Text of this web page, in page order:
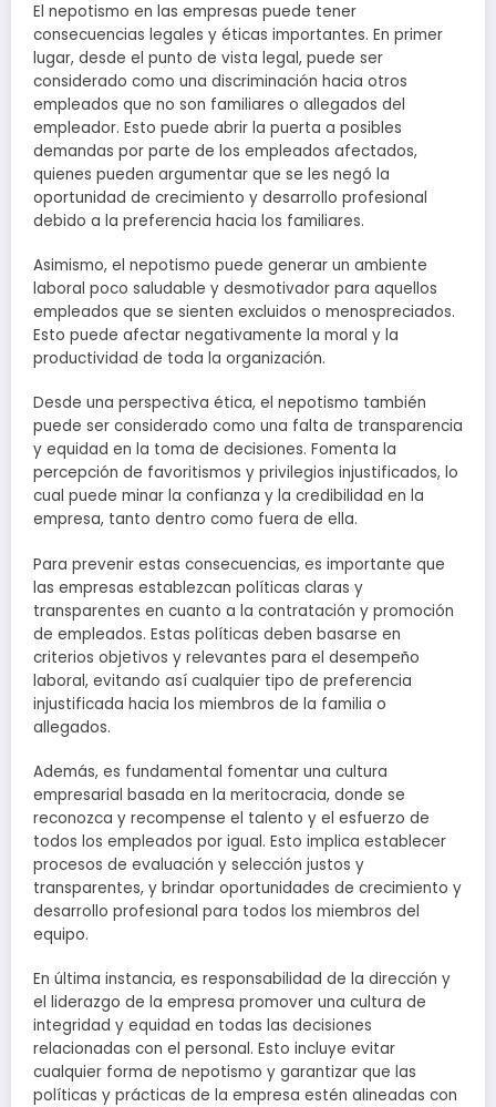
El nepotismo en las empresas puede tener
consecuencias legales y éticas importantes. En primer
lugar, desde el punto de vista legal, puede ser
considerado como una discriminación hacia otros
empleados que no son familiares o allegados del
empleador. Esto puede abrir la puerta a posibles
demandas por parte de los empleados afectados,
quienes pueden argumentar que se les negó la
oportunidad de crecimiento y desarrollo profesional
debido a la preferencia hacia los familiares.
Asimismo, el nepotismo puede generar un ambiente
laboral poco saludable y desmotivador para aquellos
empleados que se sienten excluidos o menospreciados.
Esto puede afectar negativamente la moral y la
productividad de toda la organización.
Desde una perspectiva ética, el nepotismo también
puede ser considerado como una falta de transparencia
y equidad en la toma de decisiones. Fomenta la
percepción de favoritismos y privilegios injustificados, lo
cual puede minar la confianza y la credibilidad en la
empresa, tanto dentro como fuera de ella.
Para prevenir estas consecuencias, es importante que
las empresas establezcan políticas claras y
transparentes en cuanto a la contratación y promoción
de empleados. Estas políticas deben basarse en
criterios objetivos y relevantes para el desempeño
laboral, evitando así cualquier tipo de preferencia
injustificada hacia los miembros de la familia o
allegados.
Además, es fundamental fomentar una cultura
empresarial basada en la meritocracia, donde se
reconozca y recompense el talento y el esfuerzo de
todos los empleados por igual. Esto implica establecer
procesos de evaluación y selección justos y
transparentes, y brindar oportunidades de crecimiento y
desarrollo profesional para todos los miembros del
equipo.
En última instancia, es responsabilidad de la dirección y
el liderazgo de la empresa promover una cultura de
integridad y equidad en todas las decisiones
relacionadas con el personal. Esto incluye evitar
cualquier forma de nepotismo y garantizar que las
políticas y prácticas de la empresa estén alineadas con